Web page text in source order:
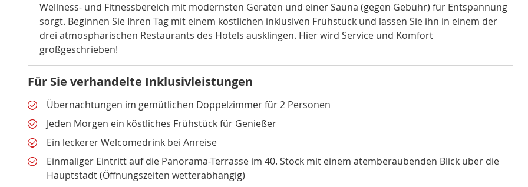
Wellness- und Fitnessbereich mit modernsten Geräten und einer Sauna (gegen Gebühr) für Entspannung
sorgt. Beginnen Sie Ihren Tag mit einem köstlichen inklusiven Frühstück und lassen Sie ihn in einem der
drei atmosphärischen Restaurants des Hotels ausklingen. Hier wird Service und Komfort
großgeschrieben!
Für Sie verhandelte Inklusivleistungen
Übernachtungen im gemütlichen Doppelzimmer für 2 Personen
Jeden Morgen ein köstliches Frühstück für Genießer
Ein leckerer Welcomedrink bei Anreise
Einmaliger Eintritt auf die Panorama-Terrasse im 40. Stock mit einem atemberaubenden Blick über die
Hauptstadt (Öffnungszeiten wetterabhängig)